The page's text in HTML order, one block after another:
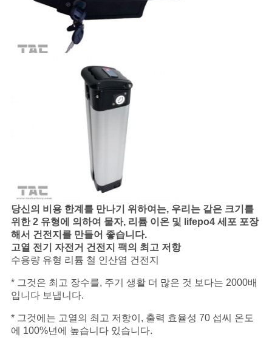
당신의 비용 한계를 만나기 위하여는, 우리는 같은 크기를
위한 2 유형에 의하여 물자, 리튬 이온 및 lifepo4 세포 포장
해서 건전지를 만들어 좋습니다.
고열 전기 자전거 건전지 팩의 최고 저항
수용량 유형 리튬 철 인산염 건전지
* 그것은 최고 장수를, 주기 생활 더 많은 것 보다는 2000배
입니다 보냅니다.
* 그것에는 고열의 최고 저항이, 출력 효율성 70 섭씨 온도
에 100%년에 높습니다 있습니다.